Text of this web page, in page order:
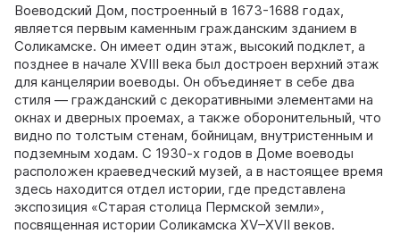
Воеводский Дом, построенный в 1673-1688 годах,
является первым каменным гражданским зданием в
Соликамске. Он имеет один этаж, высокий подклет, а
позднее в начале XVIII века был достроен верхний этаж
для канцелярии воеводы. Он объединяет в себе два
стиля — гражданский с декоративными элементами на
окнах и дверных проемах, а также оборонительный, что
видно по толстым стенам, бойницам, внутристенным и
подземным ходам. С 1930-х годов в Доме воеводы
расположен краеведческий музей, а в настоящее время
здесь находится отдел истории, где представлена
экспозиция «Старая столица Пермской земли»,
посвященная истории Соликамска XV–XVII веков.